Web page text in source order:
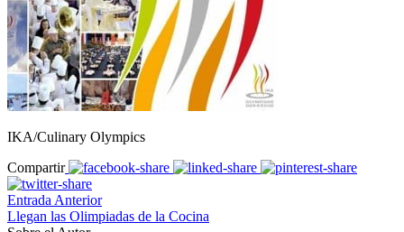
IKA/Culinary Olympics
Compartir
Entrada Anterior
Llegan las Olimpiadas de la Cocina